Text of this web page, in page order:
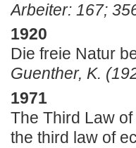
Arbeiter: 167;
1920
Die freie Natur
Guenther, K.
1971
The Third Law
the third law of